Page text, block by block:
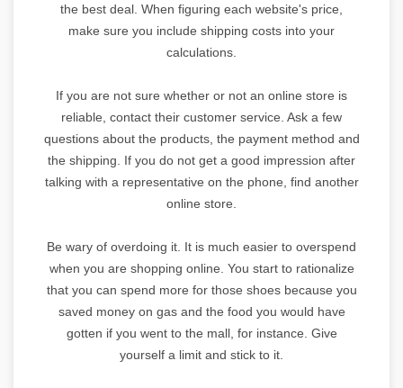
the best deal. When figuring each website's price,
make sure you include shipping costs into your
calculations.
If you are not sure whether or not an online store is
reliable, contact their customer service. Ask a few
questions about the products, the payment method and
the shipping. If you do not get a good impression after
talking with a representative on the phone, find another
online store.
Be wary of overdoing it. It is much easier to overspend
when you are shopping online. You start to rationalize
that you can spend more for those shoes because you
saved money on gas and the food you would have
gotten if you went to the mall, for instance. Give
yourself a limit and stick to it.